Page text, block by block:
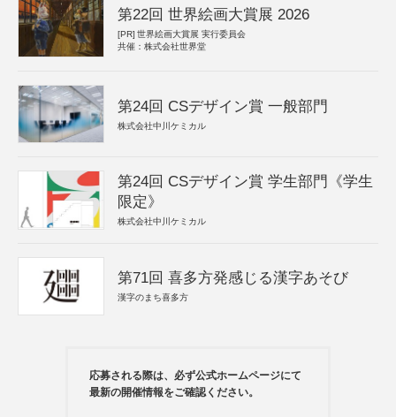
第22回 世界絵画大賞展 2026
[PR] 世界絵画大賞展 実行委員会
共催：株式会社世界堂
第24回 CSデザイン賞 一般部門
株式会社中川ケミカル
第24回 CSデザイン賞 学生部門《学生
限定》
株式会社中川ケミカル
第71回 喜多方発感じる漢字あそび
漢字のまち喜多方
応募される際は、必ず公式ホームページにて
最新の開催情報をご確認ください。